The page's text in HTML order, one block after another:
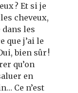
? Et si je
cheveux,
dans les
que j’ai le
bien sûr !
qu’on
en
Ce n’est